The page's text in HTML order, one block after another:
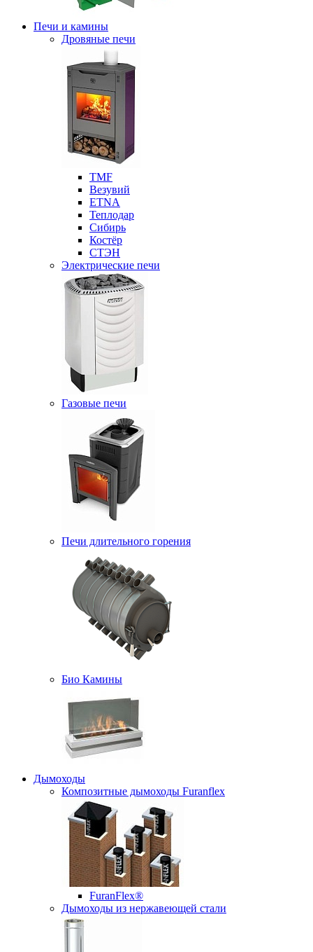
Печи и камины
Дровяные печи
ТМF
Везувий
ETNA
Теплодар
Сибирь
Костёр
СТЭН
Электрические печи
Газовые печи
Печи длительного горения
Био Камины
Дымоходы
Композитные дымоходы Furanflex
FuranFlex®
Дымоходы из нержавеющей стали